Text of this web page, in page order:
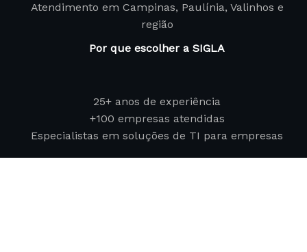
Atendimento em Campinas, Paulínia, Valinhos e
região
Por que escolher a SIGLA
25+ anos de experiência
+100 empresas atendidas
Especialistas em soluções de TI para empresas